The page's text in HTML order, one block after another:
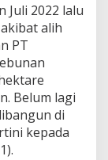
Juli 2022 lalu
alih
PT
Belum lagi
di
kepada